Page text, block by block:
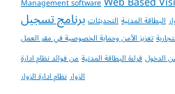
Management software
البطاقة المدنيةالتحديثاتبرنامج تسجيل
تعزيز الأمن وحماية الخصوصية في مقر العمل
الدخولقراءة البطاقة المدنيةمن فوائد نظام ادارة
الزوارنظام ادارة الزوار